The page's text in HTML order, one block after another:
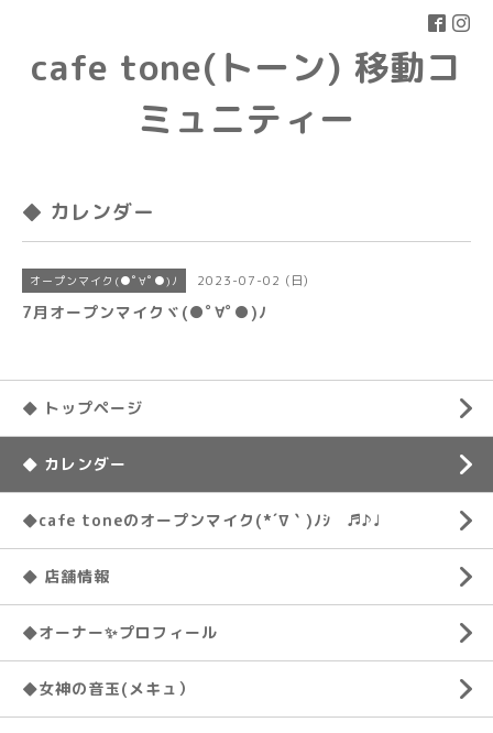
cafe tone(トーン) 移動コ
ミュニティー
◆ カレンダー
オープンマイク(●ﾟ∀ﾟ●)ﾉ 2023-07-02 (日)
7月オープンマイクヾ(●ﾟ∀ﾟ●)ﾉ
◆ トップページ
◆ カレンダー
◆cafe toneのオープンマイク(*´∇｀)ﾉｼ ♬♪♩
◆ 店舗情報
◆オーナー✨プロフィール
◆女神の音玉(メキュ）